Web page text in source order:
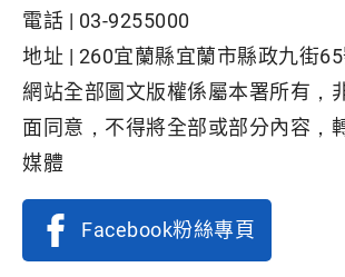
電話 | 03-9255000
地址 | 260宜蘭縣宜蘭市縣政九街
網站全部圖文版權係屬本署所有，
面同意，不得將全部或部分內容，
媒體
Facebook粉絲專頁